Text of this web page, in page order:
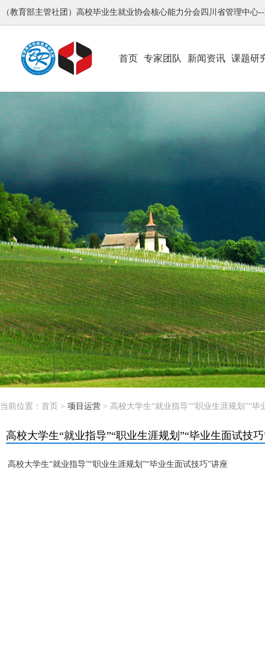
（教育部主管社团）高校毕业生就业协会核心能力分会四川省管理中心
首页 专家团队 新闻资讯 课题研
当前位置： 首页 > 项目运营 > 高校大学生“就业指导”“职业生涯规划”“毕
高校大学生“就业指导”“职业生涯规划”“毕业生面试技
高校大学生“就业指导”“职业生涯规划”“毕业生面试技巧”讲座